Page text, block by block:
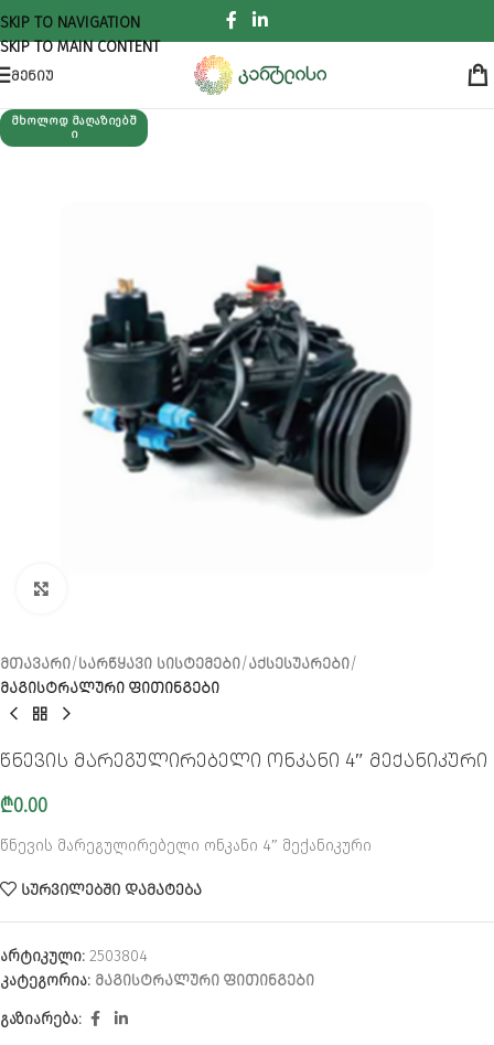
SKIP TO NAVIGATION
SKIP TO MAIN CONTENT
ᲛᲔᲜᲘᲣ
ᲛᲮᲝᲚᲝᲓ ᲛᲐᲦᲐᲖᲘᲔᲑᲨ
Ი
ᲛᲗᲐᲕᲐᲠᲘ ᲡᲐᲠᲬᲧᲐᲕᲘ ᲡᲘᲡᲢᲔᲛᲔᲑᲘ ᲐᲥᲡᲔᲡᲣᲐᲠᲔᲑᲘ
ᲛᲐᲒᲘᲡᲢᲠᲐᲚᲣᲠᲘ ᲤᲘᲗᲘᲜᲒᲔᲑᲘ
წნევის მარეგულირებელი ონკანი 4″ მექანიკური
₾0.00
წნევის მარეგულირებელი ონკანი 4″ მექანიკური
ᲡᲣᲠᲕᲘᲚᲔᲑᲨᲘ ᲓᲐᲛᲐᲢᲔᲑᲐ
არტიკული: 2503804
კატეგორია: ᲛᲐᲒᲘᲡᲢᲠᲐᲚᲣᲠᲘ ᲤᲘᲗᲘᲜᲒᲔᲑᲘ
გაზიარება: